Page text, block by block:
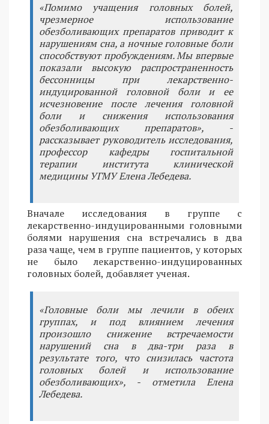
«Помимо учащения головных болей,
чрезмерное использование
обезболивающих препаратов приводит к
нарушениям сна, а ночные головные боли
способствуют пробуждениям. Мы впервые
показали высокую распространенность
бессонницы при лекарственно-
индуцированной головной боли и ее
исчезновение после лечения головной
боли и снижения использования
обезболивающих препаратов», -
рассказывает руководитель исследования,
профессор кафедры госпитальной
терапии института клинической
медицины УГМУ Елена Лебедева.
Вначале исследования в группе с
лекарственно-индуцированными головными
болями нарушения сна встречались в два
раза чаще, чем в группе пациентов, у которых
не было лекарственно-индуцированных
головных болей, добавляет ученая.
«Головные боли мы лечили в обеих
группах, и под влиянием лечения
произошло снижение встречаемости
нарушений сна в два-три раза в
результате того, что снизилась частота
головных болей и использование
обезболивающих», - отметила Елена
Лебедева.